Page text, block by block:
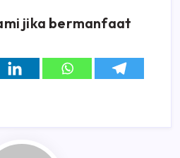
jika bermanfaat